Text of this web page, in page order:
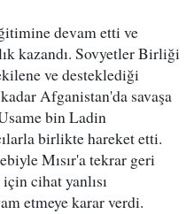
devam etti ve
kazandı. Sovyetler Birliği
ve desteklediği
Afganistan'da savaşa
bin Ladin
birlikte hareket etti.
Mısır'a tekrar geri
cihat yanlısı
etmeye karar verdi.